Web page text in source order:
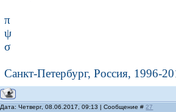
π
ψ
σ
Cанкт-Петербург, Россия, 1996-
Дата: Четверг, 08.06.2017, 09:13 | Сообщение # 27